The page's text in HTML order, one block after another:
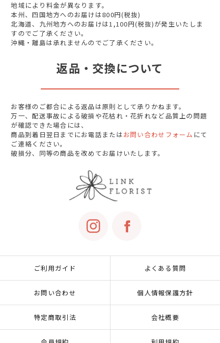
地域により料金が異なります。
本州、四国地方へのお届けは800円(税抜)
北海道、九州地方へのお届けは1,100円(税抜)が発生いたしま
すのでご了承ください。
沖縄・離島は承れませんのでご了承ください。
返品・交換について
お客様のご都合による返品は原則として承りかねます。
万一、配送事故による破損や花枯れ・花折れなど品質上の問題
が確認できた場合には、
商品到着日翌日までにお電話またはお問い合わせフォーム にて
ご連絡ください。
破損分、同等の商品を改めてお届けいたします。
ご利用ガイド よくある質問
お問い合わせ 個人情報保護方針
特定商取引法 会社概要